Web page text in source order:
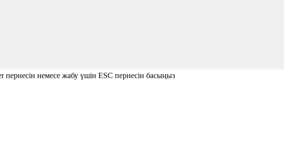
пернесін немесе жабу үшін ESC пернесін басыңыз